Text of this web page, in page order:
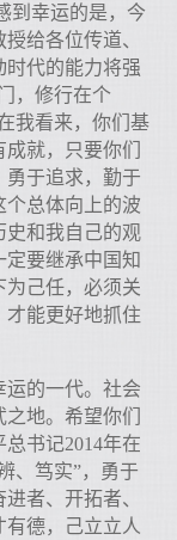
到幸运的是，今
给各位传道、
时代的能力将强
，修行在个
我看来，你们基
就，只要你们
勇于追求，勤于
个总体向上的波
史和我自己的观
要继承中国知
为己任，必须关
才能更好地抓住
运的一代。社会
地。希望你们
书记2014年在
、笃实”，勇于
者、开拓者、
德，己立立人